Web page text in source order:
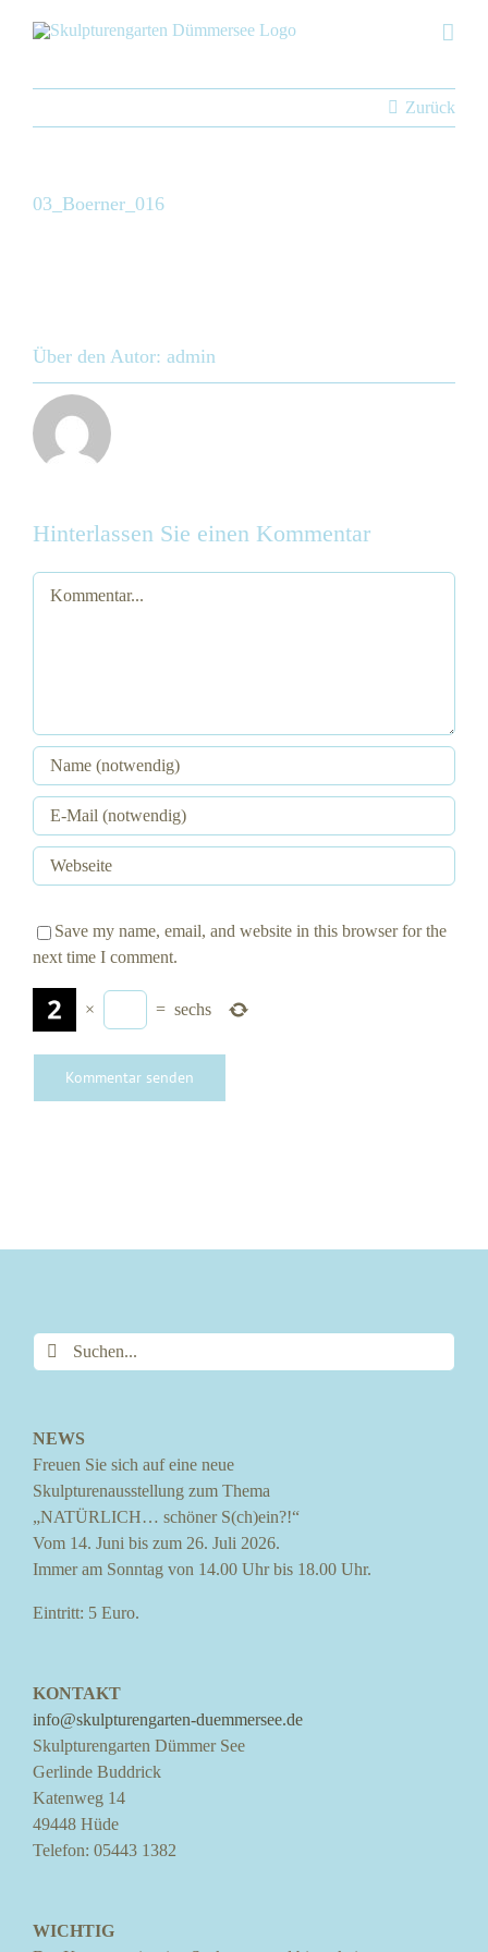
Zurück
03_Boerner_016
Über den Autor: admin
Hinterlassen Sie einen Kommentar
Save my name, email, and website in this browser for the
next time I comment.
× = sechs
Suche
nach:
NEWS
Freuen Sie sich auf eine neue
Skulpturenausstellung zum Thema
„NATÜRLICH… schöner S(ch)ein?!“
Vom 14. Juni bis zum 26. Juli 2026.
Immer am Sonntag von 14.00 Uhr bis 18.00 Uhr.
Eintritt: 5 Euro.
KONTAKT
info@skulpturengarten-duemmersee.de
Skulpturengarten Dümmer See
Gerlinde Buddrick
Katenweg 14
49448 Hüde
Telefon: 05443 1382
WICHTIG